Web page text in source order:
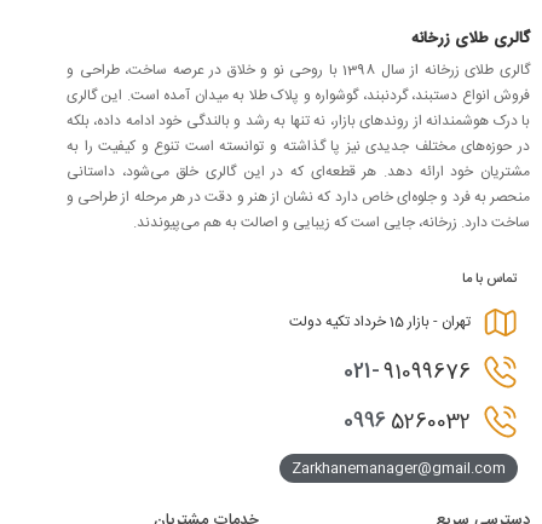
گالری طلای زرخانه
گالری طلای زرخانه از سال 1398 با روحی نو و خلاق در عرصه ساخت، طراحی و
فروش انواع دستبند، گردنبند، گوشواره و پلاک طلا به میدان آمده است. این گالری
با درک هوشمندانه از روندهای بازار، نه تنها به رشد و بالندگی خود ادامه داده، بلکه
در حوزه‌های مختلف جدیدی نیز پا گذاشته و توانسته است تنوع و کیفیت را به
مشتریان خود ارائه دهد. هر قطعه‌ای که در این گالری خلق می‌شود، داستانی
منحصر به فرد و جلوه‌ای خاص دارد که نشان از هنر و دقت در هر مرحله از طراحی و
ساخت دارد. زرخانه، جایی است که زیبایی و اصالت به هم می‌پیوندند.
تماس با ما
تهران - بازار 15 خرداد تکیه دولت
021-91099676
09965260032
Zarkhanemanager@gmail.com